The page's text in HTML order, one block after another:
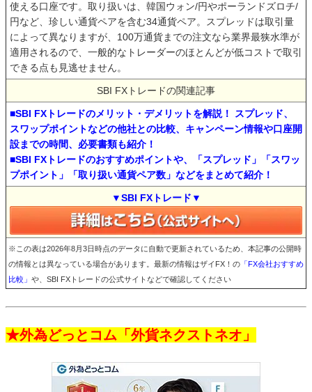
使える口座です。取り扱いは、韓国ウォン/円やポーランドズロチ/
円など、珍しい通貨ペアを含む34通貨ペア。スプレッドは取引量
によって異なりますが、100万通貨までの注文なら業界最狭水準が
適用されるので、一般的なトレーダーのほとんどが低コストで取引
できる点も見逃せません。
SBI FXトレードの関連記事
■SBI FXトレードのメリット・デメリットを解説！ スプレッド、
スワップポイントなどの他社との比較、キャンペーン情報や口座開
設までの時間、必要書類も紹介！
■SBI FXトレードのおすすめポイントや、「スプレッド」「スワッ
プポイント」「取り扱い通貨ペア数」などをまとめて紹介！
▼SBI FXトレード▼
※この表は2026年8月3日時点のデータに自動で更新されているため、本記事の公開時
の情報とは異なっている場合があります。最新の情報はザイFX！の 「FX会社おすすめ
比較」 や、SBI FXトレードの公式サイトなどで確認してください
★外為どっとコム「外貨ネクストネオ」